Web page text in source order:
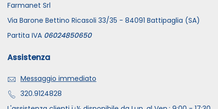
Farmanet Srl
Via Barone Bettino Ricasoli 33/35 - 84091 Battipaglia (SA)
Partita IVA 06024850650
Assistenza
Messaggio immediato
320.9124828